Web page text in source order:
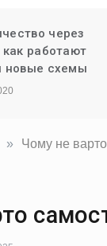
через
как работают
новые схемы
» Чому не